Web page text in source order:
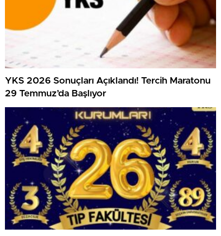
YKS 2026 Sonuçları Açıklandı! Tercih Maratonu
29 Temmuz’da Başlıyor